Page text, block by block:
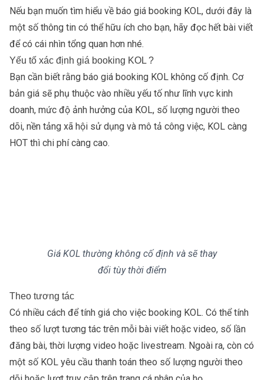
Nếu bạn muốn tìm hiểu về báo giá booking KOL, dưới đây là
một số thông tin có thể hữu ích cho bạn, hãy đọc hết bài viết
để có cái nhìn tổng quan hơn nhé.
Yếu tố xác định giá booking KOL ?
Bạn cần biết rằng báo giá booking KOL không cố định. Cơ
bản giá sẽ phụ thuộc vào nhiều yếu tố như lĩnh vực kinh
doanh, mức độ ảnh hưởng của KOL, số lượng người theo
dõi, nền tảng xã hội sử dụng và mô tả công việc, KOL càng
HOT thì chi phí càng cao.
Giá KOL thường không cố định và sẽ thay
đổi tùy thời điểm
Theo tương tác
Có nhiều cách để tính giá cho việc booking KOL. Có thể tính
theo số lượt tương tác trên mỗi bài viết hoặc video, số lần
đăng bài, thời lượng video hoặc livestream. Ngoài ra, còn có
một số KOL yêu cầu thanh toán theo số lượng người theo